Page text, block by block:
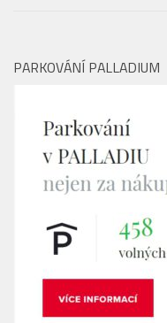
Nový podcast V centru
srdce Metropole!
PARKOVÁNÍ PALLADIUM